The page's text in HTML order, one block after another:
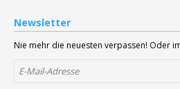
Newsletter
Nie mehr die neuesten verpassen! Oder